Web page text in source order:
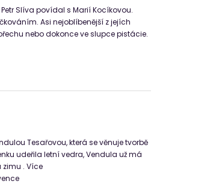
Slíva povídal s Marií Kocíkovou.
Asi nejoblíbenější z jejích
nebo dokonce ve slupce pistácie.
Tesařovou, která se věnuje tvorbě
udeřila letní vedra, Vendula už má
. Více